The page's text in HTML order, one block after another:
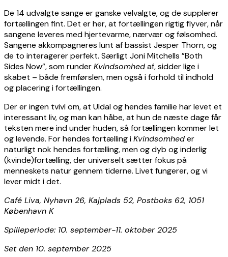
De 14 udvalgte sange er ganske velvalgte, og de supplerer
fortællingen fint. Det er her, at fortællingen rigtig flyver, når
sangene leveres med hjertevarme, nærvær og følsomhed.
Sangene akkompagneres lunt af bassist Jesper Thorn, og
de to interagerer perfekt. Særligt Joni Mitchells ”Both
Sides Now”, som runderKvindsomhedaf, sidder lige i
skabet – både fremførslen, men også i forhold til indhold
og placering i fortællingen.
Der er ingen tvivl om, at Uldal og hendes familie har levet et
interessant liv, og man kan håbe, at hun de næste dage får
teksten mere ind under huden, så fortællingen kommer let
og levende. For hendes fortælling iKvindsomheder
naturligt nok hendes fortælling, men og dyb og inderlig
(kvinde)fortælling, der universelt sætter fokus på
menneskets natur gennem tiderne. Livet fungerer, og vi
lever midt i det.
Café Liva, Nyhavn 26, Kajplads 52, Postboks 62, 1051
København K
Spilleperiode: 10. september-11. oktober 2025
Set den 10. september 2025